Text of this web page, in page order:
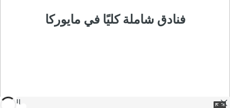
فنادق شاملة كليًا في مايوركا
العودة